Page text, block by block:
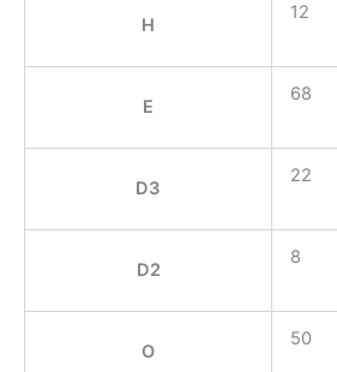
H
12
E
68
D3
22
D2
8
O
50